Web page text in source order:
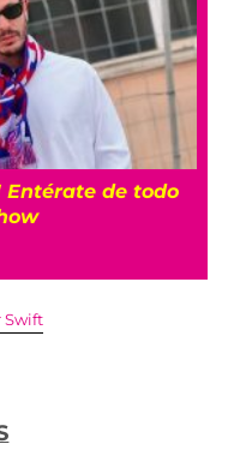
Entérate de todo
Swift